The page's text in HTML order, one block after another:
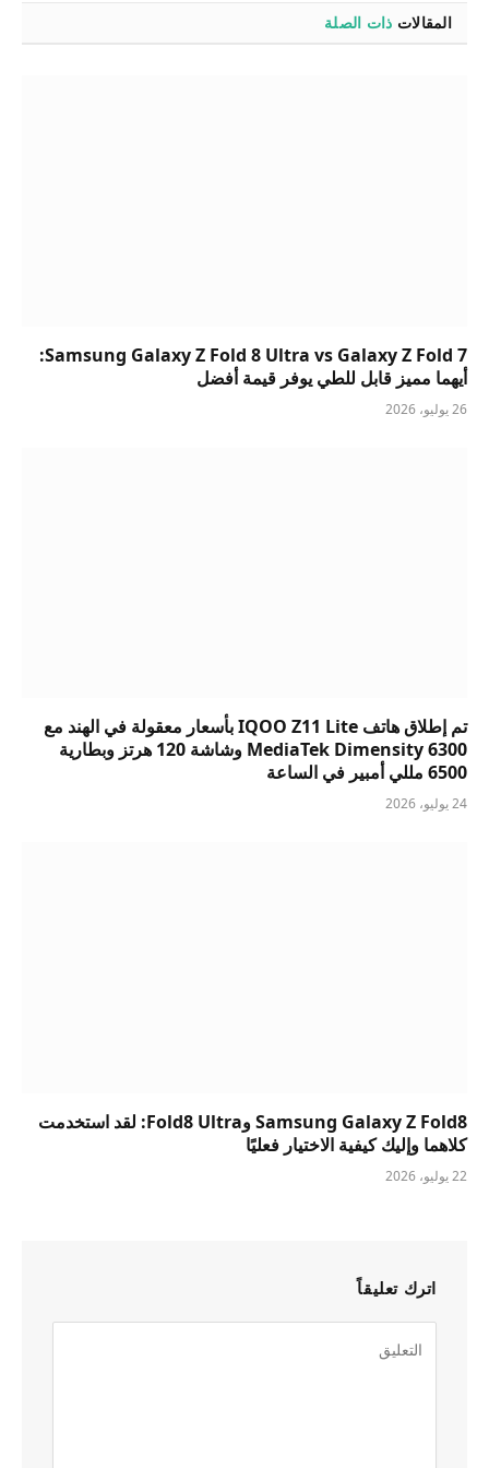
المقالات ذات الصلة
Samsung Galaxy Z Fold 8 Ultra vs Galaxy Z Fold 7:
أيهما مميز قابل للطي يوفر قيمة أفضل
26 يوليو، 2026
تم إطلاق هاتف IQOO Z11 Lite بأسعار معقولة في الهند مع
MediaTek Dimensity 6300 وشاشة 120 هرتز وبطارية
6500 مللي أمبير في الساعة
24 يوليو، 2026
Samsung Galaxy Z Fold8 وFold8 Ultra: لقد استخدمت
كلاهما وإليك كيفية الاختيار فعليًا
22 يوليو، 2026
اترك تعليقاً